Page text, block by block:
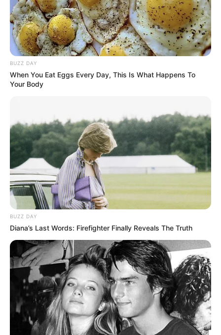
BUZZ DAY
When You Eat Eggs Every Day, This Is What Happens To
Your Body
BUZZ DAY
Diana’s Last Words: Firefighter Finally Reveals The Truth